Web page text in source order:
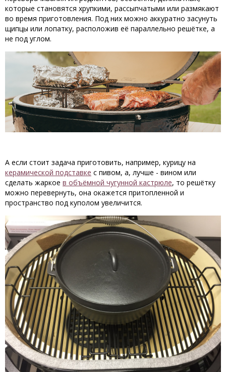
которые становятся хрупкими, рассыпчатыми или размякают
во время приготовления. Под них можно аккуратно засунуть
щипцы или лопатку, расположив её параллельно решётке, а
не под углом.
А если стоит задача приготовить, например, курицу на
керамической подставке с пивом, а, лучше - вином или
сделать жаркое в объёмной чугунной кастрюле, то решётку
можно перевернуть, она окажется притопленной и
пространство под куполом увеличится.